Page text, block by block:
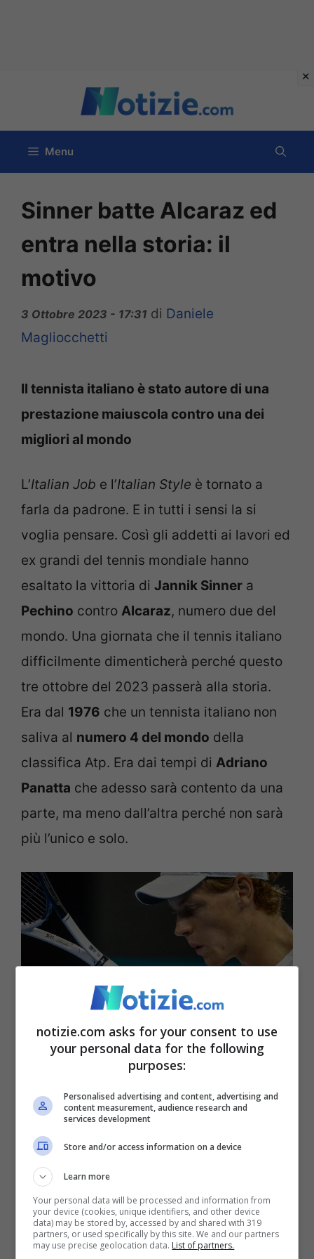
contenuto
Menu
Sinner batte Alcaraz ed
entra nella storia: il
motivo
3 Ottobre 2023 - 17:31 di Daniele
Magliocchetti
Il tennista italiano è stato autore di una
prestazione maiuscola contro una dei
migliori al mondo
L’Italian Job e l’Italian Style è tornato a
farla da padrone. E in tutti i sensi la si
voglia pensare. Così gli addetti ai lavori ed
ex grandi del tennis mondiale hanno
esaltato la vittoria di Jannik Sinner a
Pechino contro Alcaraz, numero due del
mondo. Una giornata che il tennis italiano
difficilmente dimenticherà perché questo
tre ottobre del 2023 passerà alla storia.
Era dal 1976 che un tennista italiano non
saliva al numero 4 del mondo della
classifica Atp. Era dai tempi di Adriano
Panatta che adesso sarà contento da una
parte, ma meno dall’altra perché non sarà
più l’unico e solo.
Il campione di tennis Jannik Sinner durante il match con
Una partita sontuosa, con
supera il numero 2 al mondo 7-6(4) 6-1, un
secondo set straripante, e conquista così
la finale controDaniil Medvedev,la bestia
nera in assoluto perl’italiano, ma poco
importa. Jannika fine partita aveva un
notizie.com asks for your consent to use
your personal data for the following
purposes:
Personalised advertising and content, advertising and
content measurement, audience research and
services development
Store and/or access information on a device
Learn more
Your personal data will be processed and information from
your device (cookies, unique identifiers, and other device
data) may be stored by, accessed by and shared with 319
partners, or used specifically by this site. We and our partners
may use precise geolocation data. List of partners.